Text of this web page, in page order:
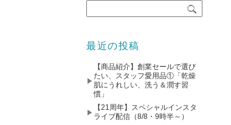
最近の投稿
【商品紹介】創業セールで選び
たい、スタッフ愛用品①「乾燥
肌にうれしい、洗う＆潤す習
慣」
【21周年】スペシャルインスタ
ライブ配信（8/8・9時半～）